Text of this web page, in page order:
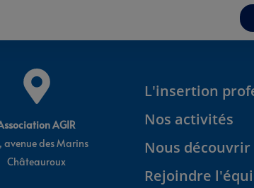
AGIR
avenue des Marins
Châteauroux
L'insertion
Nos activités
Nous découvrir
Rejoindre